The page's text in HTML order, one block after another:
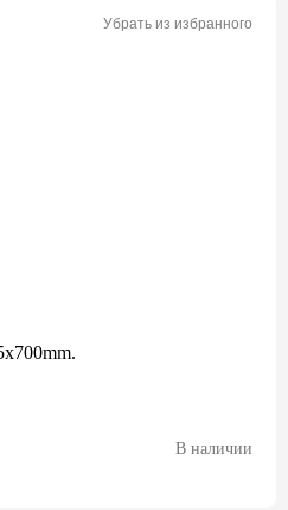
Убрать из избранного
В наличии